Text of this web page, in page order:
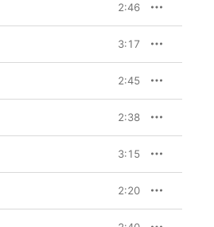
2:46
3:17
2:45
2:38
3:15
2:20